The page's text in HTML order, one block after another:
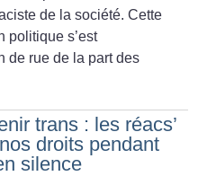
de la société. Cette
politique s’est
de rue de la part des
trans : les réacs’
droits pendant
silence